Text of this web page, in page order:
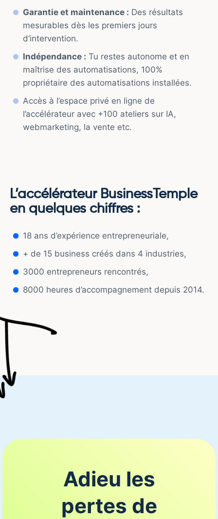
Garantie et maintenance : Des résultats
mesurables dès les premiers jours
d’intervention.
Indépendance : Tu restes autonome et en
maîtrise des automatisations, 100%
propriétaire des automatisations installées.
Accès à l’espace privé en ligne de
l’accélérateur avec +100 ateliers sur IA,
webmarketing, la vente etc.
L’accélérateur BusinessTemple
en quelques chiffres :
18 ans d’expérience entrepreneuriale,
+ de 15 business créés dans 4 industries,
3000 entrepreneurs rencontrés,
8000 heures d’accompagnement depuis 2014.
Adieu les
pertes de